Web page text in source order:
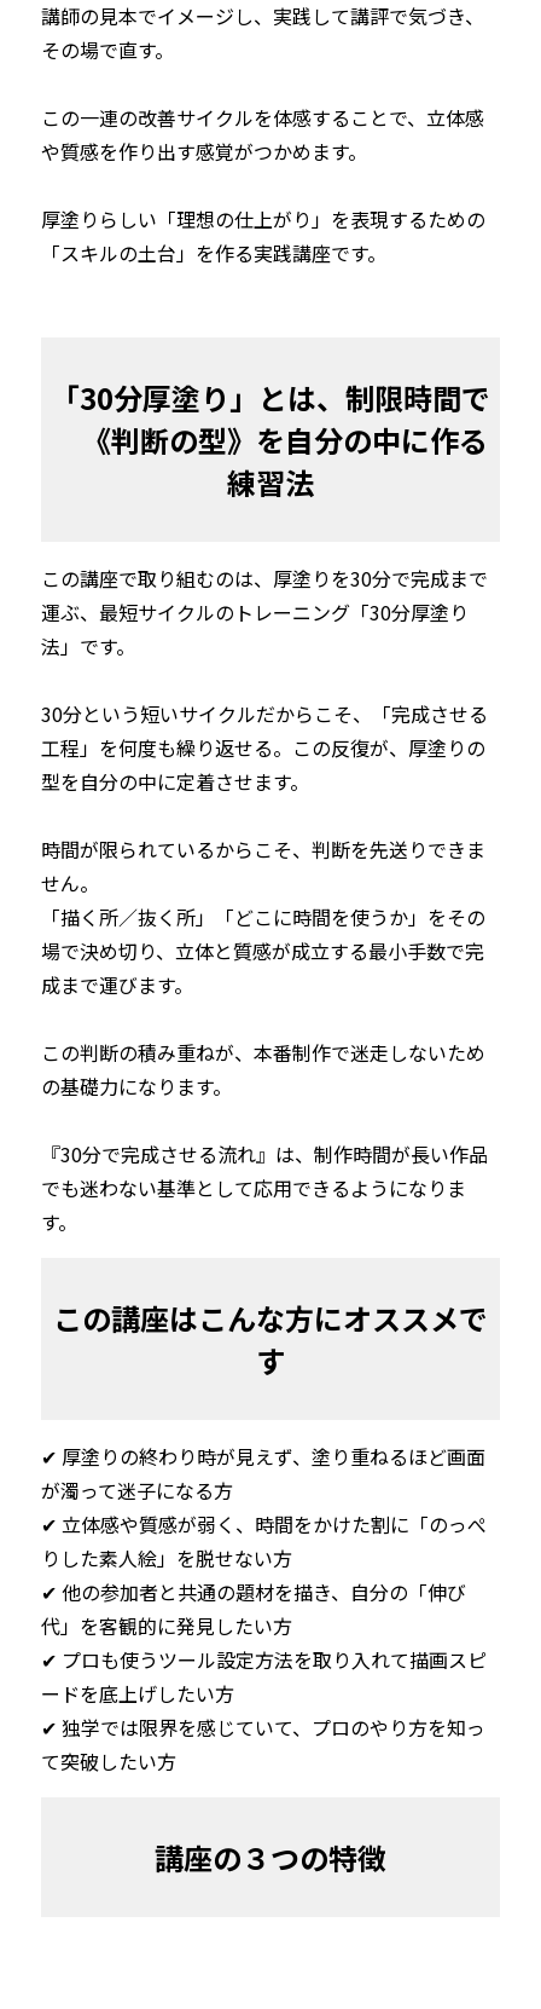
講師の見本でイメージし、実践して講評で気づき、
その場で直す。
この一連の改善サイクルを体感することで、立体感
や質感を作り出す感覚がつかめます。
厚塗りらしい「理想の仕上がり」を表現するための
「スキルの土台」を作る実践講座です。
「30分厚塗り」とは、制限時間で
《判断の型》を自分の中に作る
練習法
この講座で取り組むのは、厚塗りを30分で完成まで
運ぶ、最短サイクルのトレーニング「30分厚塗り
法」です。
30分という短いサイクルだからこそ、「完成させる
工程」を何度も繰り返せる。この反復が、厚塗りの
型を自分の中に定着させます。
時間が限られているからこそ、判断を先送りできま
せん。
「描く所／抜く所」「どこに時間を使うか」をその
場で決め切り、立体と質感が成立する最小手数で完
成まで運びます。
この判断の積み重ねが、本番制作で迷走しないため
の基礎力になります。
『30分で完成させる流れ』は、制作時間が長い作品
でも迷わない基準として応用できるようになりま
す。
この講座はこんな方にオススメで
す
✔︎ 厚塗りの終わり時が見えず、塗り重ねるほど画面
が濁って迷子になる方
✔︎ 立体感や質感が弱く、時間をかけた割に「のっぺ
りした素人絵」を脱せない方
✔︎ 他の参加者と共通の題材を描き、自分の「伸び
代」を客観的に発見したい方
✔︎ プロも使うツール設定方法を取り入れて描画スピ
ードを底上げしたい方
✔︎ 独学では限界を感じていて、プロのやり方を知っ
て突破したい方
講座の３つの特徴